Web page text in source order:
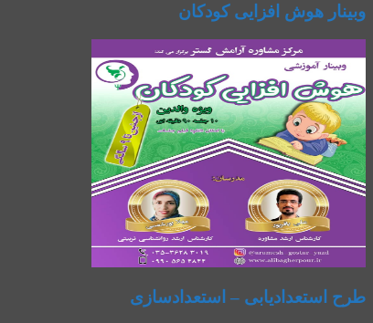
وبینار هوش افزایی کودکان
طرح استعدادیابی – استعدادسازی